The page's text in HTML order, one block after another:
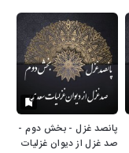
پانصد غزل - بخش دوم -
صد غزل از دیوان غزلیات